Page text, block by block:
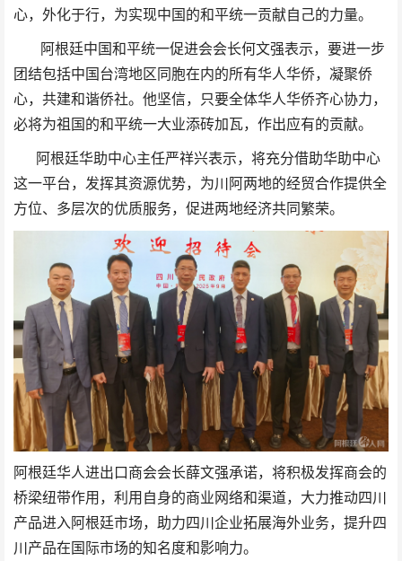
心，外化于行，为实现中国的和平统一贡献自己的力量。
阿根廷中国和平统一促进会会长何文强表示，要进一步
团结包括中国台湾地区同胞在内的所有华人华侨，凝聚侨
心，共建和谐侨社。他坚信，只要全体华人华侨齐心协力，
必将为祖国的和平统一大业添砖加瓦，作出应有的贡献。
阿根廷华助中心主任严祥兴表示，将充分借助华助中心
这一平台，发挥其资源优势，为川阿两地的经贸合作提供全
方位、多层次的优质服务，促进两地经济共同繁荣。
阿根廷华人进出口商会会长薛文强承诺，将积极发挥商会的
桥梁纽带作用，利用自身的商业网络和渠道，大力推动四川
产品进入阿根廷市场，助力四川企业拓展海外业务，提升四
川产品在国际市场的知名度和影响力。